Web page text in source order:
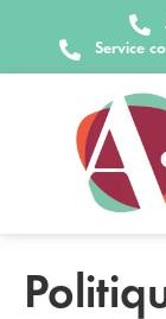
Service